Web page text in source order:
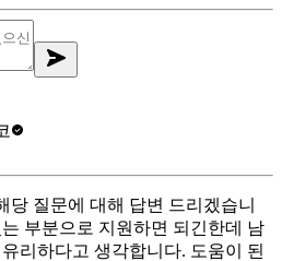
당 질문에 대해 답변 드리겠습니
부분으로 지원하면 되긴한데 남
리하다고 생각합니다. 도움이 된